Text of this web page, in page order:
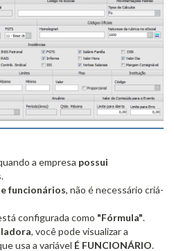
a empresa possui
.
funcionários, não é necessário criá-
configurada como "Fórmula".
, você pode visualizar a
usa a variável É FUNCIONÁRIO.